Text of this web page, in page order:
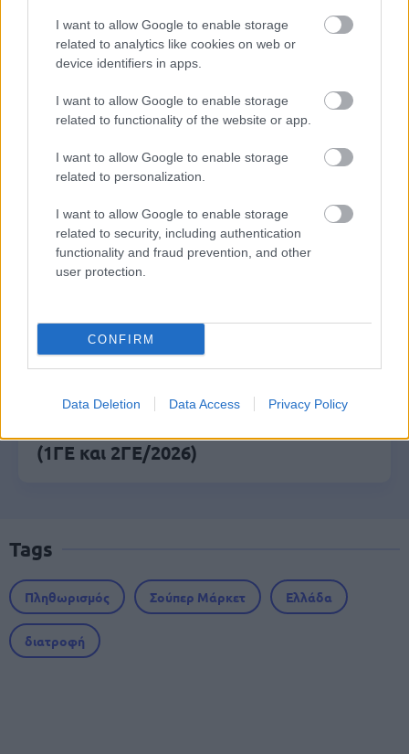
I want to allow Google to enable storage
related to analytics like cookies on web or
device identifiers in apps.
I want to allow Google to enable storage
related to functionality of the website or app.
I want to allow Google to enable storage
related to personalization.
I want to allow Google to enable storage
related to security, including authentication
functionality and fraud prevention, and other
user protection.
CONFIRM
Data Deletion Data Access Privacy Policy
ΑΣΕΠ: Νέος γραπτός διαγωνισμός -
Μόνιμοι στο υπουργείο Εξωτερικών
Κατώτατος μισθός: Σενάριο για
αύξηση στα 1.000 ευρώ από το 2027
ΑΣΕΠ 6Κ/2026: 315 μόνιμοι στο
(στατιστικά)
ΑΣΕΠ - Προσλήψεις αναπληρωτών:
(1ΓΕ και 2ΓΕ/2026)
Tags
Πληθωρισμός Σούπερ Μάρκετ Ελλάδα
διατροφή